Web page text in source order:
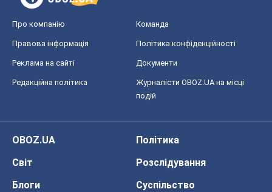
Про компанію Команда
Правова інформація Політика конфіденційності
Реклама на сайті Документи
Редакційна політика
Журналісти OBOZ.UA на місці
подій
OBOZ.UA
Політика
Світ
Розслідування
Блоги
Суспільство